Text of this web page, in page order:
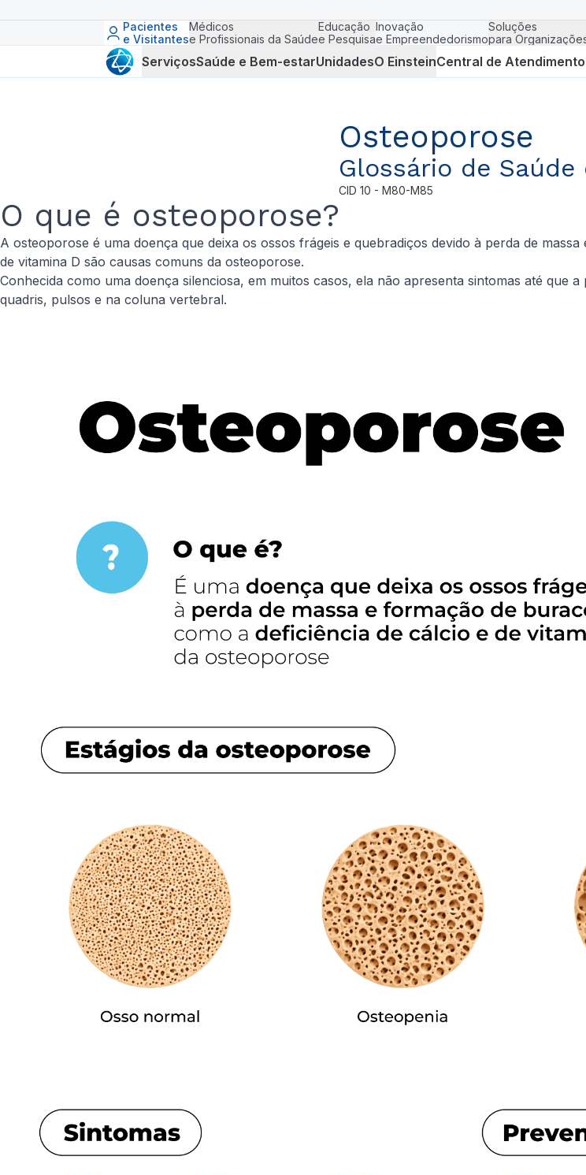
Pacientes
e Visitantes
Médicos
e Profissionais da Saúde
Educação
e Pesquisa
Inovação
e Empreendedorismo
Soluções
para
ServiçosSaúde e Bem-estarUnidadesO EinsteinCentral de Atendimento
Osteoporose
Glossário de
CID 10 - M80-M85
O que é osteoporose?
A osteoporose é uma doença que deixa os ossos frágeis e quebradiços devido à perda de
de vitamina D são causas comuns da osteoporose.
Conhecida como uma doença silenciosa, em muitos casos, ela não apresenta sintomas até que a
quadris, pulsos e na coluna vertebral.